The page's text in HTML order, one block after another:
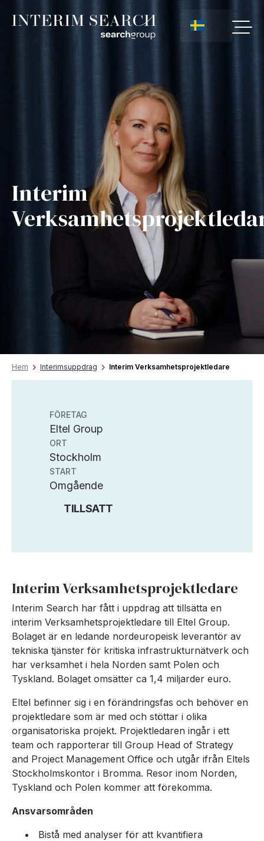
Interim
Hem Interimsuppdrag Interim Verksamhetsprojektledare
FÖRETAG
Eltel Group
ORT
Stockholm
START
Omgående
TILLSATT
Interim Verksamhetsprojektledare
Interim Search har fått i uppdrag att tillsätta en
interim Verksamhetsprojektledare till Eltel Group.
Bolaget är en ledande nordeuropeisk leverantör av
tekniska tjänster för kritiska infrastrukturnätverk och
har verksamhet i hela Norden samt Polen och
Tyskland. Bolaget omsätter ca 1,4 miljarder euro.
Eltel befinner sig i en förändringsfas och behöver en
projektledare som är med och stöttar i olika
organisatoriska projekt. Projektledaren ingår i ett
team och rapporterar till Group Head of Strategy
and Project Management Office och utgår ifrån Eltels
Stockholmskontor i Bromma. Resor inom Norden,
Tyskland och Polen kommer att förekomma.
Ansvarsområden
Bistå med analyser för att kvantifiera